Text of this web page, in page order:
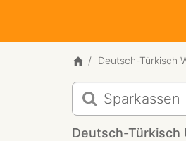
Deutsch-Türkisch
Deutsch-
Türkisch
Übersetzung
Deutsch-Türkisch